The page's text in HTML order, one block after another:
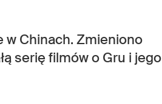
w Chinach. Zmieniono
serię filmów o Gru i jego